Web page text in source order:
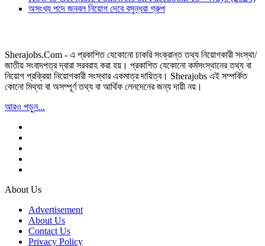
অসংখ্য পদে জনবল নিয়োগ দেবে বসুন্ধরা গ্রুপ
Sherajobs.Com - এ প্রকাশিত যেকোনো চাকরি সংক্রান্ত তথ্য নিয়োগকারী সংস্থা/
জাতীয় সংবাদপত্র দ্বারা সরবরাহ করা হয়। প্রকাশিত যেকোনো কর্মসংস্থানের তথ্য বা
নিয়োগ প্রক্রিয়া নিয়োগকারী সংস্থার একমাত্র দায়িত্ব। Sherajobs এই সম্পর্কিত
কোনো মিথ্যা বা অসম্পূর্ণ তথ্য বা আর্থিক লেনদেনের জন্য দায়ী নয়।
আরও পড়ুন...
About Us
Advertisement
About Us
Contact Us
Privacy Policy